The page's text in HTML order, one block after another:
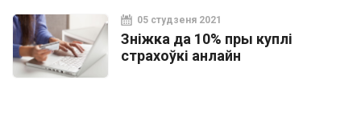
05 студзеня 2021
Зніжка да 10% пры куплі
страхоўкі анлайн